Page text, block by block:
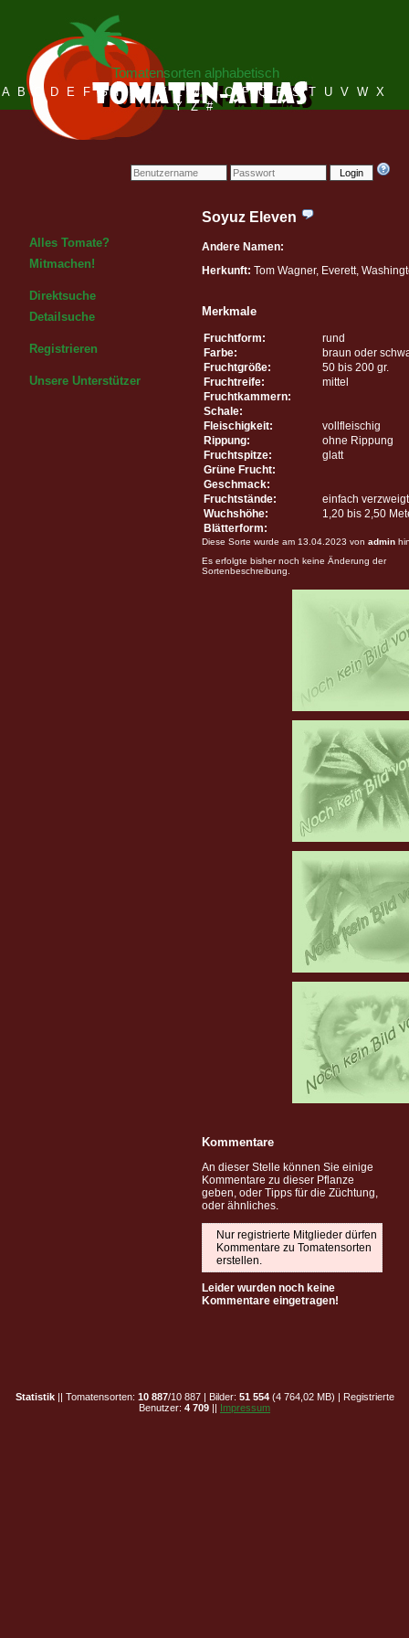
Login
Tomatensorten alphabetisch
A B C D E F G H I J K L M N O P Q R S T U V W X
Y Z #
Alles Tomate?
Mitmachen!
Direktsuche
Detailsuche
Registrieren
Unsere Unterstützer
Soyuz Eleven
Andere Namen:
Herkunft: Tom Wagner, Everett,
Merkmale
Fruchtform:
rund
Farbe:
braun oder
Fruchtgröße:
50 bis 200 gr.
Fruchtreife:
mittel
Fruchtkammern:
Schale:
Fleischigkeit:
vollfleischig
Rippung:
ohne Rippung
Fruchtspitze:
glatt
Grüne Frucht:
Geschmack:
Fruchtstände:
einfach verzweigt
Wuchshöhe:
1,20 bis 2,50
Blätterform:
Diese Sorte wurde am 13.04.2023 von admin
Es erfolgte bisher noch keine Änderung der
Sortenbeschreibung.
Kommentare
An dieser Stelle können Sie einige
Kommentare zu dieser Pflanze
geben, oder Tipps für die Züchtung,
oder ähnliches.
Nur registrierte Mitglieder dürfen
Kommentare zu Tomatensorten
erstellen.
Leider wurden noch keine
Kommentare eingetragen!
Statistik|| Tomatensorten: 10 887/10 887 | Bilder: 51 554(4 764,02 MB) | Registrierte
Benutzer: 4 709 || Impressum